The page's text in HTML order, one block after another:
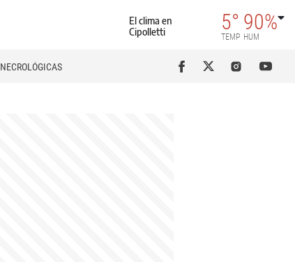
El clima en
Cipolletti
5°
TEMP
90%
HUM
NECROLÓGICAS